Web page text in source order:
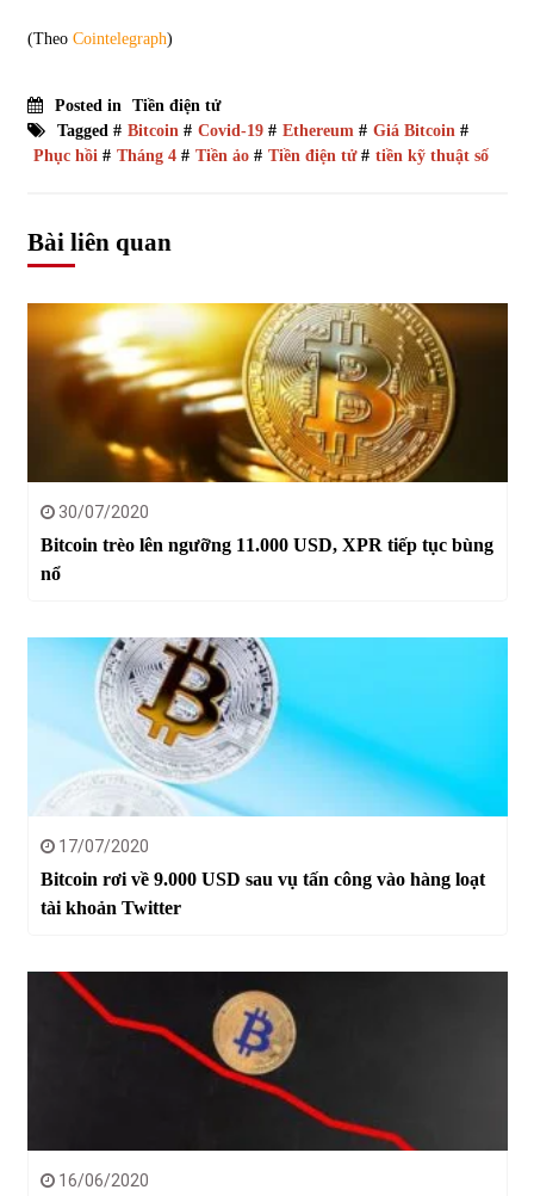
(Theo Cointelegraph)
Posted in
Tiền điện tử
Tagged # Bitcoin # Covid-19# Ethereum # Giá Bitcoin #
Phục hồi # Tháng 4# Tiền ảo# Tiền điện tử# tiền kỹ thuật số
Bài liên quan
30/07/2020
Bitcoin trèo lên ngưỡng 11.000 USD, XPR tiếp tục bùng
nổ
17/07/2020
Bitcoin rơi về 9.000 USD sau vụ tấn công vào hàng loạt
tài khoản Twitter
16/06/2020